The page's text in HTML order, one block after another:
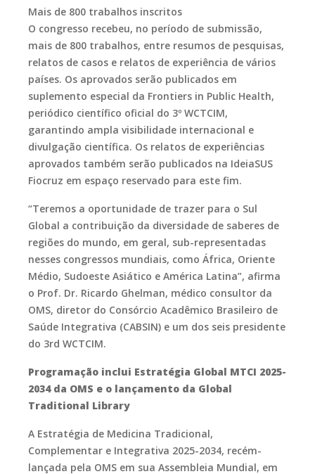
Mais de 800 trabalhos inscritos
O congresso recebeu, no período de submissão,
mais de 800 trabalhos, entre resumos de pesquisas,
relatos de casos e relatos de experiência de vários
países. Os aprovados serão publicados em
suplemento especial da Frontiers in Public Health,
periódico científico oficial do 3º WCTCIM,
garantindo ampla visibilidade internacional e
divulgação científica. Os relatos de experiências
aprovados também serão publicados na IdeiaSUS
Fiocruz em espaço reservado para este fim.
“Teremos a oportunidade de trazer para o Sul
Global a contribuição da diversidade de saberes de
regiões do mundo, em geral, sub-representadas
nesses congressos mundiais, como África, Oriente
Médio, Sudoeste Asiático e América Latina”, afirma
o Prof. Dr. Ricardo Ghelman, médico consultor da
OMS, diretor do Consórcio Acadêmico Brasileiro de
Saúde Integrativa (CABSIN) e um dos seis presidente
do 3rd WCTCIM.
Programação inclui Estratégia Global MTCI 2025-
2034 da OMS e o lançamento da Global
Traditional Library
A Estratégia de Medicina Tradicional,
Complementar e Integrativa 2025-2034, recém-
lançada pela OMS em sua Assembleia Mundial, em